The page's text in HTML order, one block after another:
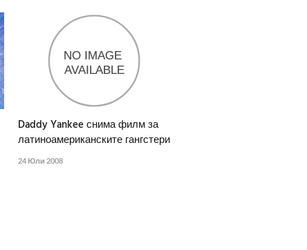
Daddy Yankee снима филм за
латиноамериканските гангстери
24 Юли 2008